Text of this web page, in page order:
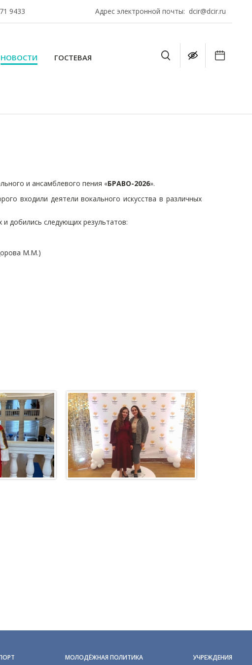
9433 Адрес электронной почты: dcir@dcir.ru
НОВОСТИ ГОСТЕВАЯ
и ансамблевого пения «БРАВО-2026».
входили деятели вокального искусства в различных
добились следующих результатов:
М.М.)
МОЛОДЁЖНАЯ ПОЛИТИКА УЧРЕЖДЕНИЯ